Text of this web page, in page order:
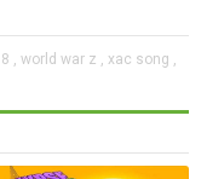
, world war z , xac song ,